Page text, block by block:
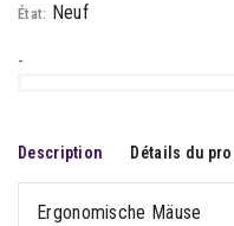
État: Neuf
-
Description Détails du
Ergonomische Mäuse